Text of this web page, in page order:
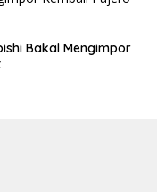
Bakal Mengimpor